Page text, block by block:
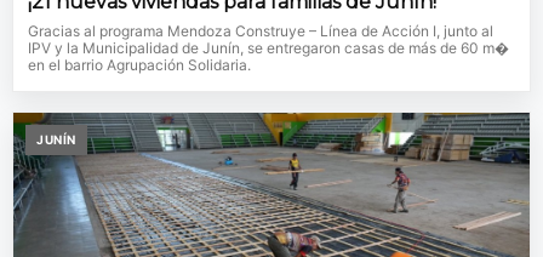
Gracias al programa Mendoza Construye – Línea de Acción I, junto al
IPV y la Municipalidad de Junín, se entregaron casas de más de 60 m�
en el barrio Agrupación Solidaria.
JUNÍN